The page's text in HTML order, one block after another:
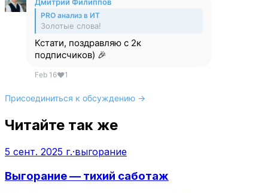
Дмитрий Филиппов
PRO анализ в ИТ
Золотые слова!
Кстати, поздравляю с 2к
подписчиков) 🎉
Feb 16❤1
Присоединиться к обсуждению →
Читайте так же
5 сент. 2025 г.·выгорание
Выгорание — тихий саботаж